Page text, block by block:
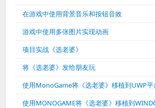
在游戏中使用背景音乐和按钮音效
游戏中使用多张图片实现动画
项目实战《选老婆》
将《选老婆》发给朋友玩
使用MonoGame将《选老婆》移植到UWP平
使用MONOGAME将《选老婆》移植到